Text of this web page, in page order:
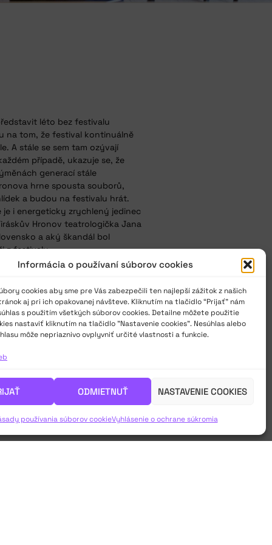
Informácia o používaní súborov cookies
cookies aby sme pre Vás zabezpečili ten najlepší zážitok z našich
aj pri ich opakovanej návšteve. Kliknutím na tlačidlo “Prijať” nám
s použitím všetkých súborov cookies. Detailne môžete použitie
nastaviť kliknutím na tlačidlo "Nastavenie cookies". Nesúhlas alebo
môže nepriaznivo ovplyvniť určité vlastnosti a funkcie.
ODMIETNUŤ NASTAVENIE COOKIES
používania súborov cookieVyhlásenie o ochrane súkromia
léto bez festivalu
na tom, že festival kontinuálně
A stále se sem tam ozývají
případě, ukazuje se, že
generací stále
hrne spousta souborů,
a budou na festivalu hrát.
i energeticky zrychlený jedinec
Hronov teatrologička Jana
a aký škandál bol
z festivalu.